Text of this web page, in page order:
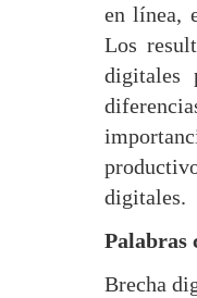
en línea,
Los
digitales
digitales.
Palabras
Brecha